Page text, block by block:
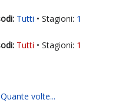
Tutti Stagioni: 1
Tutti Stagioni: 1
Quante volte...